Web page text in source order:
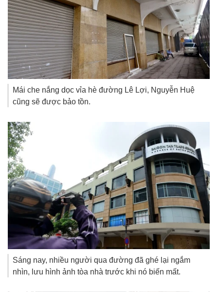
Mái che nắng dọc vỉa hè đường Lê Lợi, Nguyễn Huệ
cũng sẽ được bảo tồn.
Sáng nay, nhiều người qua đường đã ghé lại ngắm
nhìn, lưu hình ảnh tòa nhà trước khi nó biến mất.